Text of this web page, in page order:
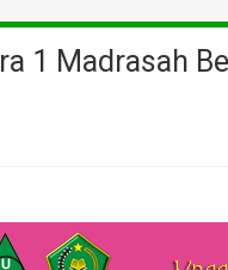
1 Madrasah